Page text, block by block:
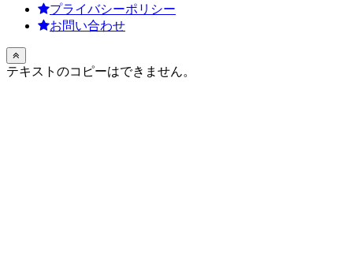
プライバシーポリシー
お問い合わせ
テキストのコピーはできません。